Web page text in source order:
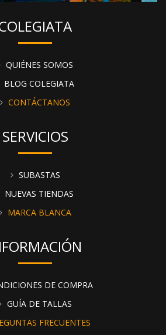
QUIÉNES SOMOS
BLOG COLEGIATA
CONTÁCTANOS
SERVICIOS
SUBASTAS
NUEVAS TIENDAS
MARCA BLANCA
DE COMPRA
GUÍA DE TALLAS
FRECUENTES